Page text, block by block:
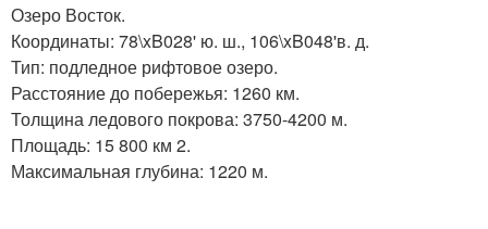
Озеро Восток.
Координаты: 78\xB028' ю. ш., 106\xB048'в. д.
Тип: подледное рифтовое озеро.
Расстояние до побережья: 1260 км.
Толщина ледового покрова: 3750-4200 м.
Площадь: 15 800 км 2.
Максимальная глубина: 1220 м.